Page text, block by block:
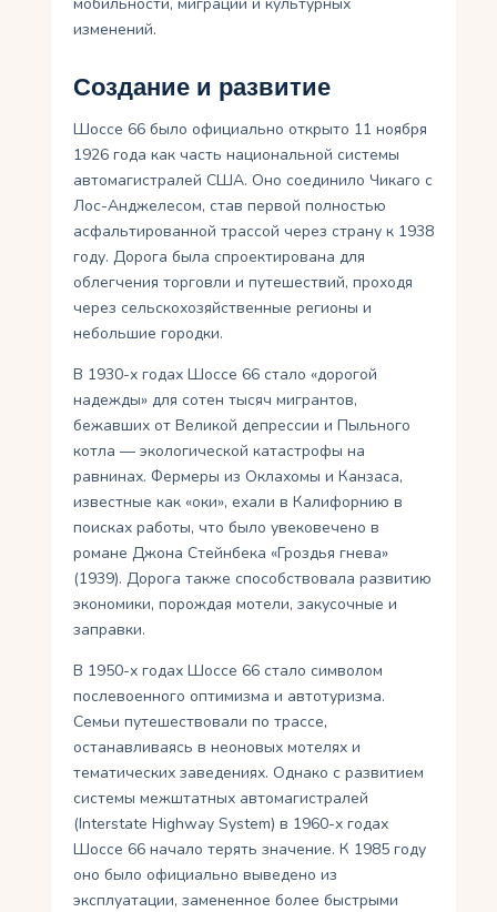
изменений.
Создание и развитие
Шоссе 66 было официально открыто 11 ноября
1926 года как часть национальной системы
автомагистралей США. Оно соединило Чикаго с
Лос-Анджелесом, став первой полностью
асфальтированной трассой через страну к 1938
году. Дорога была спроектирована для
облегчения торговли и путешествий, проходя
через сельскохозяйственные регионы и
небольшие городки.
В 1930-х годах Шоссе 66 стало «дорогой
надежды» для сотен тысяч мигрантов,
бежавших от Великой депрессии и Пыльного
котла — экологической катастрофы на
равнинах. Фермеры из Оклахомы и Канзаса,
известные как «оки», ехали в Калифорнию в
поисках работы, что было увековечено в
романе Джона Стейнбека «Гроздья гнева»
(1939). Дорога также способствовала развитию
экономики, порождая мотели, закусочные и
заправки.
В 1950-х годах Шоссе 66 стало символом
послевоенного оптимизма и автотуризма.
Семьи путешествовали по трассе,
останавливаясь в неоновых мотелях и
тематических заведениях. Однако с развитием
системы межштатных автомагистралей
(Interstate Highway System) в 1960-х годах
Шоссе 66 начало терять значение. К 1985 году
оно было официально выведено из
эксплуатации, замененное более быстрыми